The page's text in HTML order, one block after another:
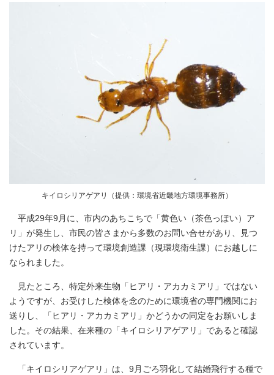
キイロシリアゲアリ（提供：環境省近畿地方環境事務所）
平成29年9月に、市内のあちこちで「黄色い（茶色っぽい）ア
リ」が発生し、市民の皆さまから多数のお問い合せがあり、見つ
けたアリの検体を持って環境創造課（現環境衛生課）にお越しに
なられました。
見たところ、特定外来生物「ヒアリ・アカカミアリ」ではない
ようですが、お受けした検体を念のために環境省の専門機関にお
送りし、「ヒアリ・アカカミアリ」かどうかの同定をお願いしま
した。その結果、在来種の「キイロシリアゲアリ」であると確認
されています。
「キイロシリアゲアリ」は、9月ごろ羽化して結婚飛行する種で